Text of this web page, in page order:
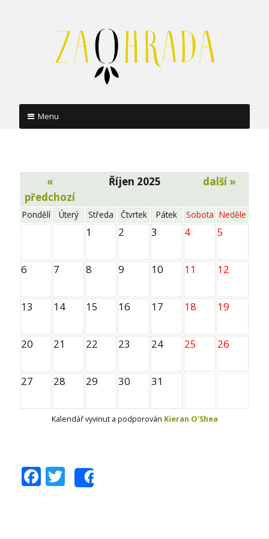
Menu
«
předchozí
Říjen 2025 další »
Pondělí Úterý Středa Čtvrtek Pátek Sobota Neděle
1 2 3 4 5
6 7 8 9 10 11 12
13 14 15 16 17 18 19
20 21 22 23 24 25 26
27 28 29 30 31
Kalendář vyvinut a podporován Kieran O'Shea
Facebook
Twitter